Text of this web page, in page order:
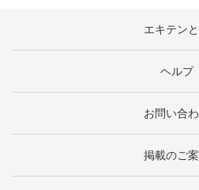
エキテン
ヘルプ
お問い合
掲載のご